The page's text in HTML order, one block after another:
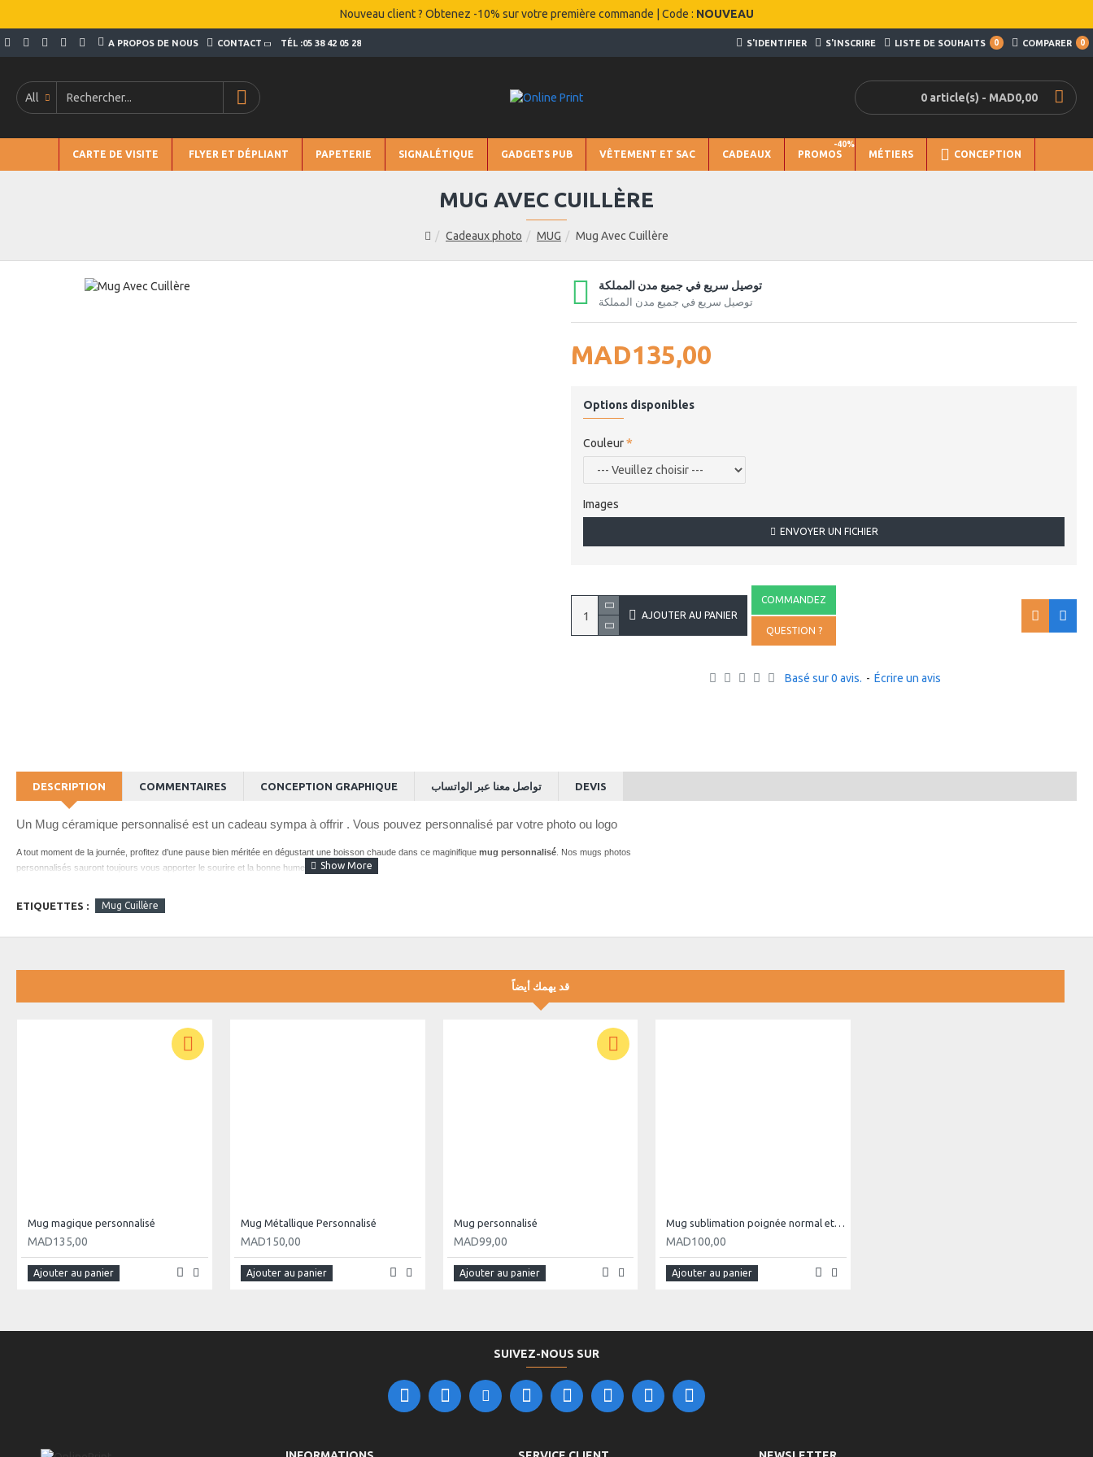
Nouveau client ? Obtenez -10% sur votre première commande | Code : NOUVEAU
A PROPOS DE NOUS CONTACT TÉL :05 38 42 05 28 S'IDENTIFIER S'INSCRIRE LISTE DE SOUHAITS 0 COMPARER 0
All 0 article(s) - MAD0,00
CARTE DE VISITE FLYER ET DÉPLIANT PAPETERIE SIGNALÉTIQUE GADGETS PUB VÊTEMENT ET SAC CADEAUX PROMOS
-40%
MÉTIERS CONCEPTION
Cadeaux photo MUG Mug Avec Cuillère
MUG AVEC CUILLÈRE
توصيل سريع في جميع مدن المملكة
توصيل سريع في جميع مدن المملكة
Basé sur 0 avis. - Écrire un avis
MAD135,00
Options disponibles
Couleur
Images
ENVOYER UN FICHIER
AJOUTER AU PANIER
COMMANDEZ
QUESTION ?
DESCRIPTION COMMENTAIRES CONCEPTION GRAPHIQUE تواصل معنا عبر الواتساب DEVIS
Un Mug céramique personnalisé est un cadeau sympa à offrir . Vous pouvez personnalisé par votre photo ou logo
A tout moment de la journée, profitez d’une pause bien méritée en dégustant une boisson chaude dans ce maginifique mug personnalisé . Nos mugs photos
personnalisés sauront toujours vous apporter le sourire et la bonne humeur.
Formats acceptés : GIF, JPG, PNG, PDF, AI, PSD, EPS
ETIQUETTES : Mug Cuillère
قد يهمك أيضاً
Mug magique personnalisé
MAD135,00
Ajouter au panier
Mug Métallique Personnalisé
MAD150,00
Ajouter au panier
Mug personnalisé
MAD99,00
Ajouter au panier
Mug sublimation poignée normal et intérieur coloré
MAD100,00
Ajouter au panier
SUIVEZ-NOUS SUR